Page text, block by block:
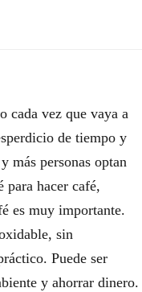
cada vez que vaya a
de tiempo y
más personas optan
hacer café,
es muy importante.
sin
Puede ser
y ahorrar dinero.